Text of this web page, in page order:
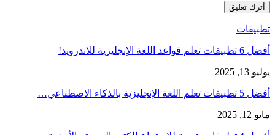
تطبيقات
أفضل 6 تطبيقات تعلم قواعد اللغة الإنجليزية للاندرويد!
يوليو 13, 2025
أفضل 5 تطبيقات تعلم اللغة الإنجليزية بالذكاء الاصطناعي…
مايو 12, 2025